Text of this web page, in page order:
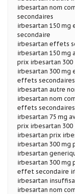
irbesartan nom
secondaires
irbesartan 150
secondaire
irbesartan effets
irbesartan 150 mg
prix irbesartan
irbesartan 300 mg
effets
irbesartan autre
irbesartan nom
effets secondaires
irbesartan 75 mg
prix irbesartan
irbesartan prix
irbesartan 300
irbesartan
irbesartan 300 mg
effet secondaire
irbesartan
irbesartan nom